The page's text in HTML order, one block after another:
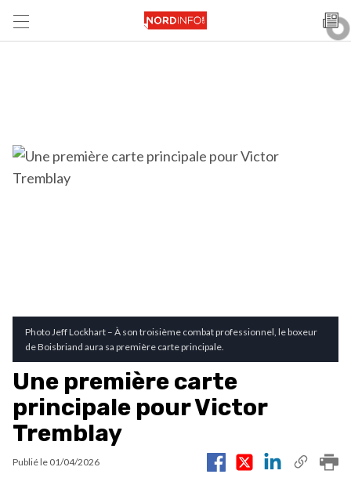
Photo Jeff Lockhart – À son troisième combat professionnel, le boxeur
de Boisbriand aura sa première carte principale.
Une première carte
principale pour Victor
Tremblay
Publié le 01/04/2026